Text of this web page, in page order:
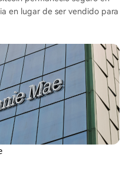
en lugar de ser vendido para